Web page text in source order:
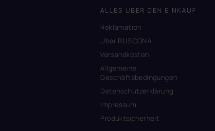
ALLES ÜBER DEN EINKAUF
Reklamation
Uber RUSCONA
Versandkosten
Allgemeine
Geschäftsbedingungen
Datenschutzerklärung
Impressum
Produktsicherheit